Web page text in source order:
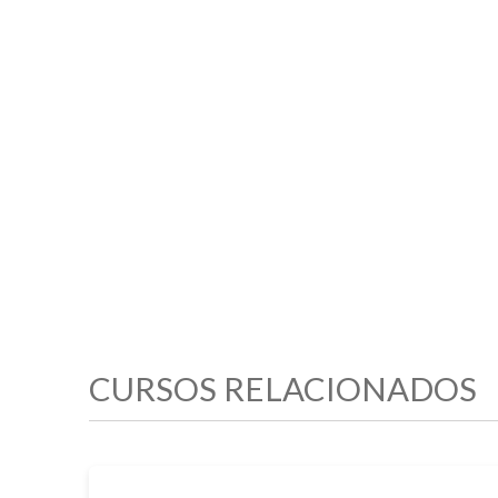
CURSOS RELACIONADOS